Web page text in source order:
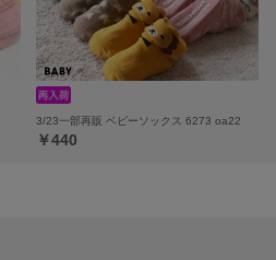
3/23一部再販 ベビーソックス 6273 oa22
￥440